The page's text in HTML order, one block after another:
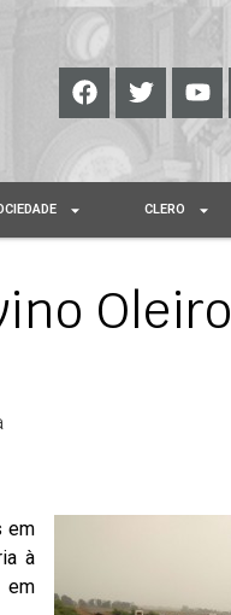
CLERO
Oleiro
em
à
em